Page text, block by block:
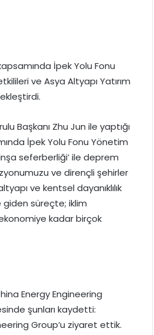
İpek Yolu Fonu
ve Asya Altyapı Yatırım
Başkanı Zhu Jun ile yaptığı
İpek Yolu Fonu Yönetim
seferberliği’ ile deprem
ve dirençli şehirler
ve kentsel dayanıklılık
giden süreçte; iklim
kadar birçok
Energy Engineering
şunları kaydetti:
Group’u ziyaret ettik.